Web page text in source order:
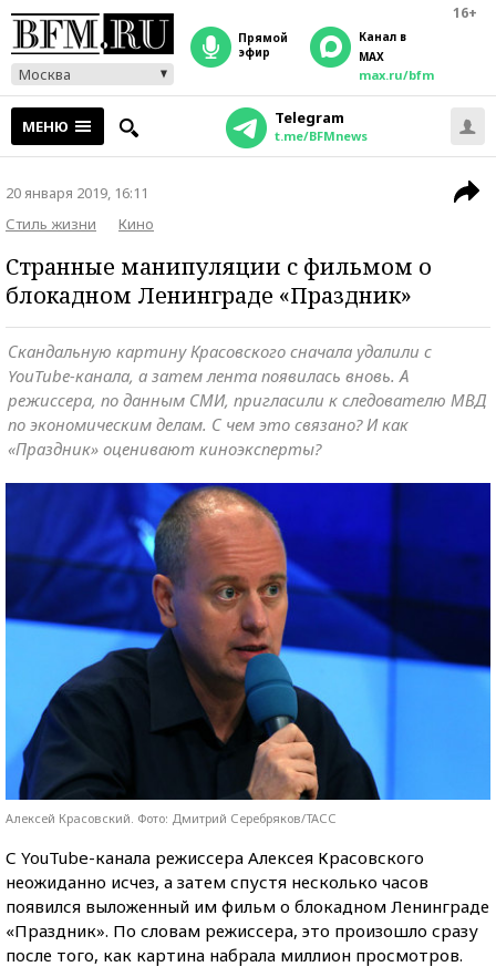
16+
Москва
прямой
эфир
Канал в
MAX
max.ru/bfm
МЕНЮ Telegram
t.me/BFMnews
20 января 2019, 16:11
Стиль жизни
Кино
Странные манипуляции с фильмом о
блокадном Ленинграде «Праздник»
Скандальную картину Красовского сначала удалили с
YouTube-канала, а затем лента появилась вновь. А
режиссера, по данным СМИ, пригласили к следователю МВД
по экономическим делам. С чем это связано? И как
«Праздник» оценивают киноэксперты?
Алексей Красовский. Фото: Дмитрий Серебряков/ТАСС
С YouTube-канала режиссера Алексея Красовского
неожиданно исчез, а затем спустя несколько часов
появился выложенный им фильм о блокадном Ленинграде
«Праздник». По словам режиссера, это произошло сразу
после того, как картина набрала миллион просмотров.